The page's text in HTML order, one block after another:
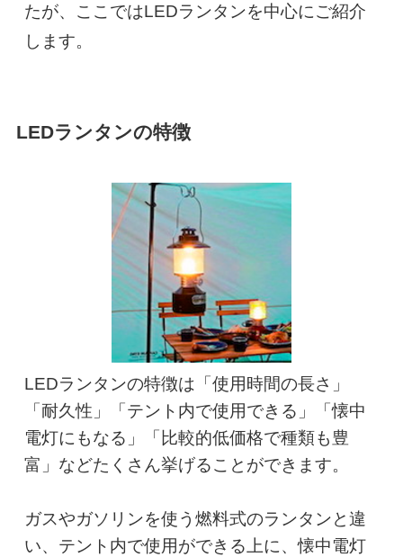
たが、ここではLEDランタンを中心にご紹介
します。
LEDランタンの特徴
LEDランタンの特徴は「使用時間の長さ」
「耐久性」「テント内で使用できる」「懐中
電灯にもなる」「比較的低価格で種類も豊
富」などたくさん挙げることができます。
ガスやガソリンを使う燃料式のランタンと違
い、テント内で使用ができる上に、懐中電灯